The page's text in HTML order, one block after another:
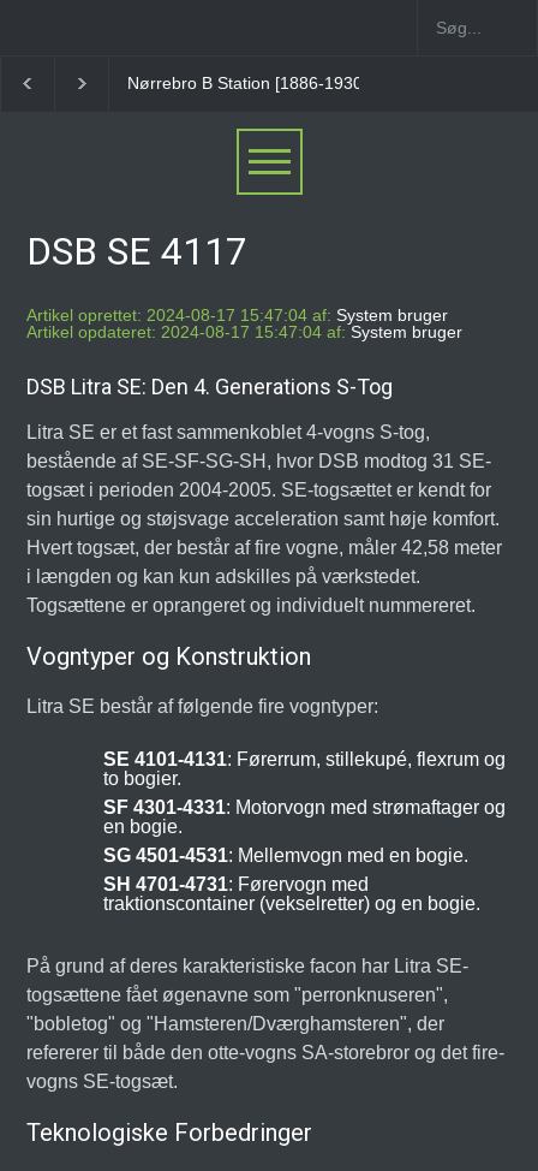
Nørrebro A Station [1886-1930]
DSB SE 4117
Artikel oprettet: 2024-08-17 15:47:04 af: System bruger
Artikel opdateret: 2024-08-17 15:47:04 af: System bruger
DSB Litra SE: Den 4. Generations S-Tog
Litra SE er et fast sammenkoblet 4-vogns S-tog,
bestående af SE-SF-SG-SH, hvor DSB modtog 31 SE-
togsæt i perioden 2004-2005. SE-togsættet er kendt for
sin hurtige og støjsvage acceleration samt høje komfort.
Hvert togsæt, der består af fire vogne, måler 42,58 meter
i længden og kan kun adskilles på værkstedet.
Togsættene er oprangeret og individuelt nummereret.
Vogntyper og Konstruktion
Litra SE består af følgende fire vogntyper:
SE 4101-4131: Førerrum, stillekupé, flexrum og
to bogier.
SF 4301-4331: Motorvogn med strømaftager og
en bogie.
SG 4501-4531: Mellemvogn med en bogie.
SH 4701-4731: Førervogn med
traktionscontainer (vekselretter) og en bogie.
På grund af deres karakteristiske facon har Litra SE-
togsættene fået øgenavne som "perronknuseren",
"bobletog" og "Hamsteren/Dværghamsteren", der
refererer til både den otte-vogns SA-storebror og det fire-
vogns SE-togsæt.
Teknologiske Forbedringer